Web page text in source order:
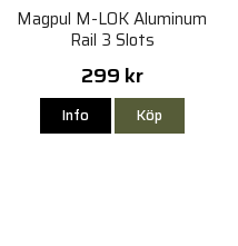
Magpul M-LOK Aluminum
Rail 3 Slots
299 kr
Info Köp